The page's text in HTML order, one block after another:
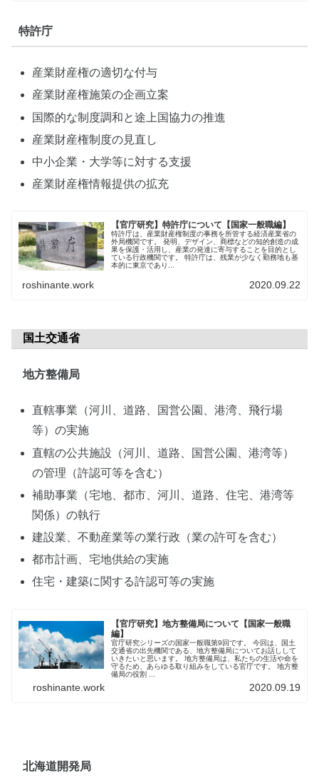
特許庁
産業財産権の適切な付与
産業財産権施策の企画立案
国際的な制度調和と途上国協力の推進
産業財産権制度の見直し
中小企業・大学等に対する支援
産業財産権情報提供の拡充
【官庁研究】特許庁について【国家一般職編】
特許庁は、産業財産権制度の事務を所管する経済産業省の
外局機関です。 発明、デザイン、商標などの知的創造の成
果を保護・活用し、産業の発達に寄与することを目的とし
ている行政機関です。 特許庁は、残業が少なく勤務地も基
本的に東京であり...
roshinante.work 2020.09.22
国土交通省
地方整備局
直轄事業（河川、道路、国営公園、港湾、飛行場
等）の実施
直轄の公共施設（河川、道路、国営公園、港湾等）
の管理（許認可等を含む）
補助事業（宅地、都市、河川、道路、住宅、港湾等
関係）の執行
建設業、不動産業等の業行政（業の許可を含む）
都市計画、宅地供給の実施
住宅・建築に関する許認可等の実施
【官庁研究】地方整備局について【国家一般職
編】
官庁研究シリーズの国家一般職第9回です。 今回は、国土
交通省の出先機関である、地方整備局についてお話しして
いきたいと思います。 地方整備局は、私たちの生活や命を
守るため、あらゆる取り組みをしている官庁です。 地方整
備局の役割 ...
roshinante.work 2020.09.19
北海道開発局